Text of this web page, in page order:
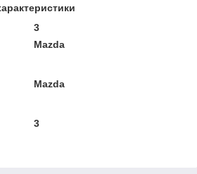
3
Mazda
Mazda
3